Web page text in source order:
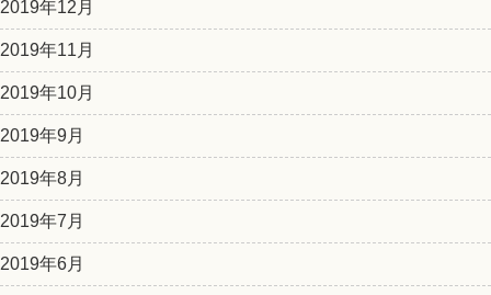
2019年12月
2019年11月
2019年10月
2019年9月
2019年8月
2019年7月
2019年6月